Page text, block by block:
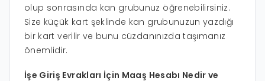
olup sonrasında kan grubunuz öğrenebilirsiniz.
Size küçük kart şeklinde kan grubunuzun yazdığı
bir kart verilir ve bunu cüzdanınızda taşımanız
önemlidir.
İşe Giriş Evrakları İçin Maaş Hesabı Nedir ve